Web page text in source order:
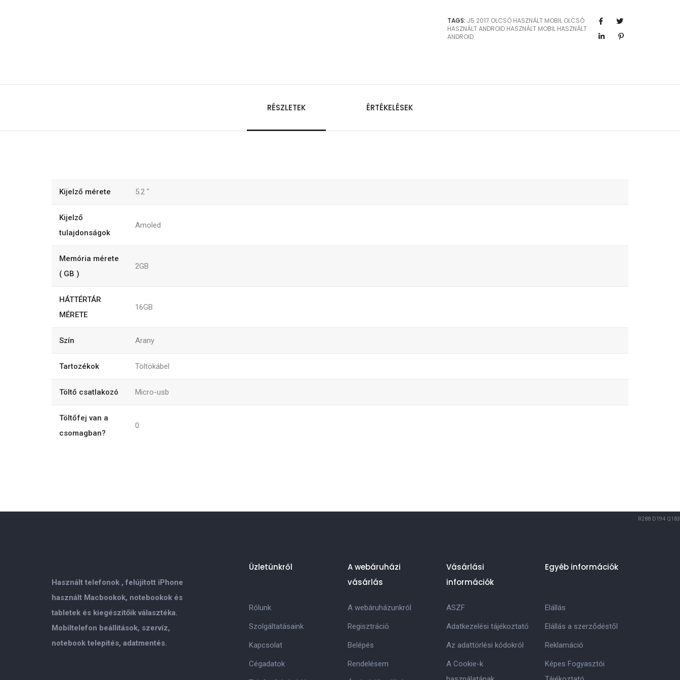
TAGS: J5 2017 OLCSÓ HASZNÁLT MOBIL OLCSÓ
HASZNÁLT ANDROID HASZNÁLT MOBIL HASZNÁLT
ANDROID
RÉSZLETEK ÉRTÉKELÉSEK
Kijelző mérete 5.2 "
Kijelző
tulajdonságok
Amoled
Memória mérete
( GB )
2GB
HÁTTÉRTÁR
MÉRETE
16GB
Szín Arany
Tartozékok Töltökábel
Töltő csatlakozó Micro-usb
Töltőfej van a
csomagban?
0
R288 D194 Q183
Használt telefonok , felújitott iPhone
használt Macbookok, notebookok és
tabletek és kiegészitőik választéka.
Mobiltelefon beállitások, szervíz,
notebook telepités, adatmentés.
Üzletünkről
Rólunk
Szolgáltatásaink
Kapcsolat
Cégadatok
A webáruházi
vásárlás
A webáruházunkról
Regisztráció
Belépés
Rendelésem
Vásárlási
információk
ASZF
Adatkezelési tájékoztató
Az adattörlési kódokról
A Cookie-k
Egyéb információk
Elállás
Elállás a szerződéstől
Reklamáció
Képes Fogyasztói